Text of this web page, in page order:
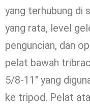
yang terhubung di
yang rata, level
penguncian, dan
pelat bawah
5/8-11″ yang
ke tripod. Pelat